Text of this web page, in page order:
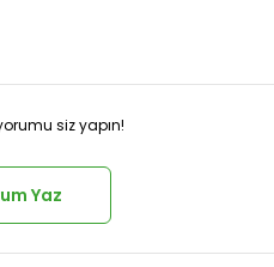
siz yapın!
Yaz